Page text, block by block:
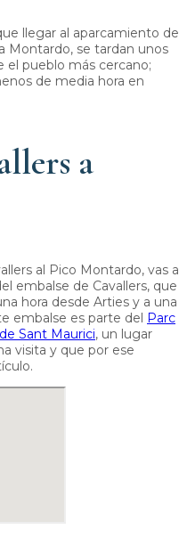
llegar al aparcamiento de
Montardo, se tardan unos
el pueblo más cercano;
de media hora en
a
al Pico Montardo, vas a
embalse de Cavallers, que
hora desde Arties y a una
embalse es parte del Parc
Sant Maurici, un lugar
visita y que por ese